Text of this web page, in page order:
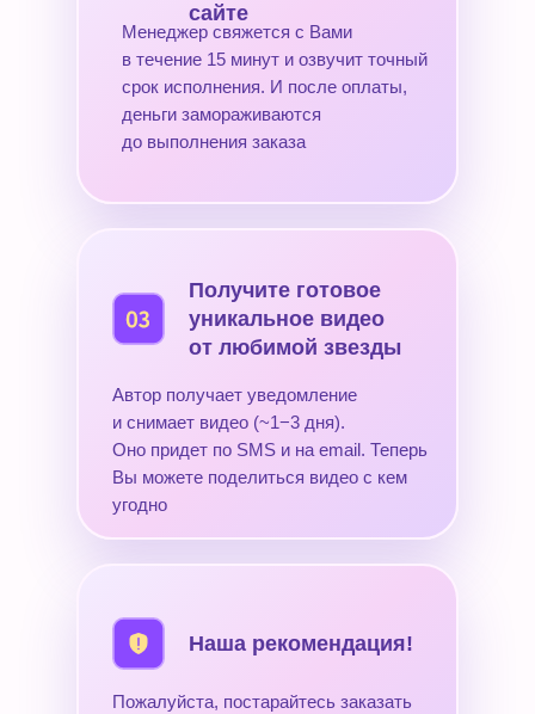
Менеджер свяжется с Вами
в течение 15 минут и озвучит точный
срок исполнения. И после оплаты,
деньги замораживаются
до выполнения заказа
сайте
Автор получает уведомление
и снимает видео (~1−3 дня).
Оно придет по SMS и на email. Теперь
Вы можете поделиться видео с кем
угодно
Получите готовое
уникальное видео
от любимой звезды
Пожалуйста, постарайтесь заказать
Наша рекомендация!